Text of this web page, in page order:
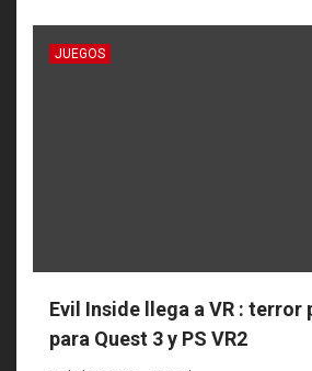
JUEGOS
Evil Inside llega a VR :
para Quest 3 y PS VR2